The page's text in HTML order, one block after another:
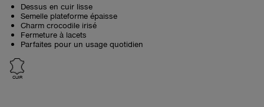
Dessus en cuir lisse
Semelle plateforme épaisse
Charm crocodile irisé
Fermeture à lacets
Parfaites pour un usage quotidien
CUIR